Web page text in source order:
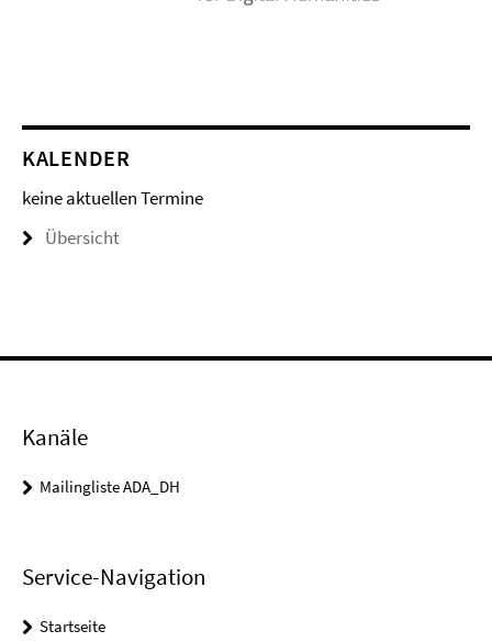
KALENDER
keine aktuellen Termine
Übersicht
Kanäle
Mailingliste ADA_DH
Service-Navigation
Startseite